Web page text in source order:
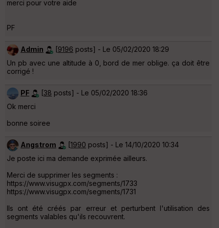
merci pour votre aide
PF
Admin [9196 posts] - Le 05/02/2020 18:29
Un pb avec une altitude à 0, bord de mer oblige. ça doit être
corrigé !
PF [38 posts] - Le 05/02/2020 18:36
Ok merci
bonne soiree
Angstrom [1990 posts] - Le 14/10/2020 10:34
Je poste ici ma demande exprimée ailleurs.
Merci de supprimer les segments :
https://www.visugpx.com/segments/1733
https://www.visugpx.com/segments/1731
Ils ont été créés par erreur et perturbent l'utilisation des
segments valables qu'ils recouvrent.